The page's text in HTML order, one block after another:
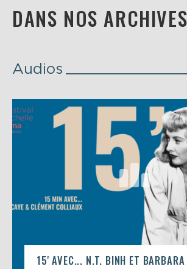
DANS NOS
Audios
15' AVEC... N.T. BINH ET